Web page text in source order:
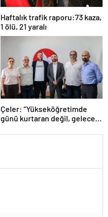
Haftalık trafik raporu:73 kaza,
1 ölü, 21 yaralı
Çeler: “Yükseköğretimde
günü kurtaran değil, geleceği
var”